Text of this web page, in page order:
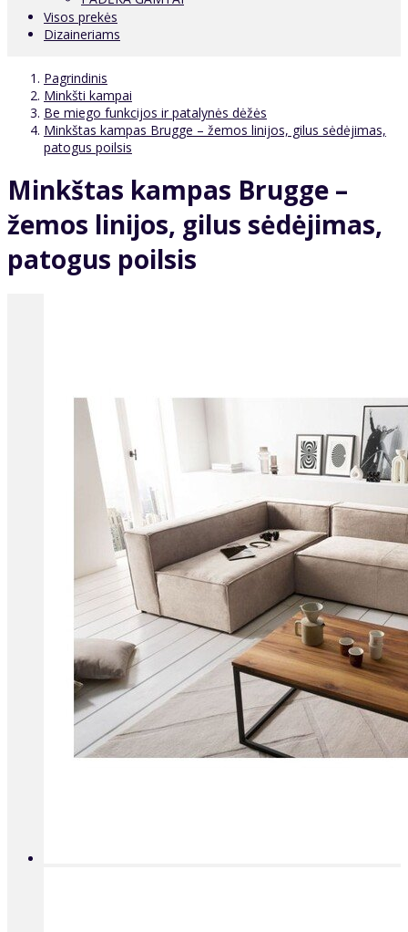
Visos prekės
Dizaineriams
Pagrindinis
Minkšti kampai
Be miego funkcijos ir patalynės dėžės
Minkštas kampas Brugge – žemos linijos, gilus sėdėjimas,
patogus poilsis
Minkštas kampas Brugge –
žemos linijos, gilus sėdėjimas,
patogus poilsis